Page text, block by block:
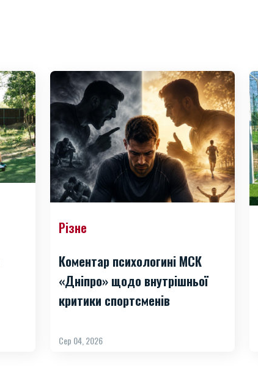
Різне
Коментар психологині МСК
«Дніпро» щодо внутрішньої
критики спортсменів
Сер 04, 2026